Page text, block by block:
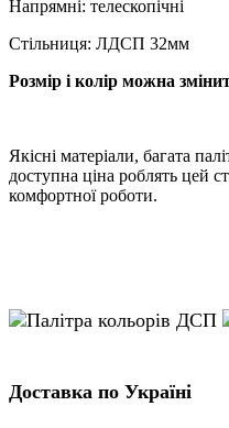
Напрямні: телескопічні
Стільниця: ЛДСП 32мм
Розмір і колір можна
Якісні матеріали, багата
доступна ціна роблять цей
комфортної роботи.
Доставка по Україні